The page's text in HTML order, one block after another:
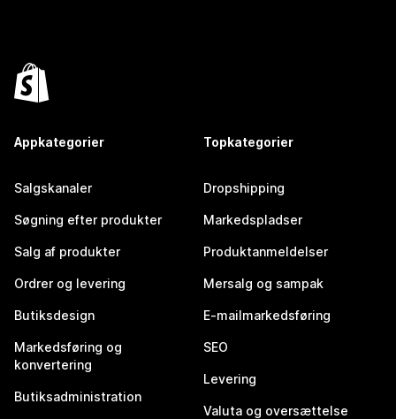
Appkategorier
Salgskanaler
Søgning efter produkter
Salg af produkter
Ordrer og levering
Butiksdesign
Markedsføring og
konvertering
Butiksadministration
Topkategorier
Dropshipping
Markedspladser
Produktanmeldelser
Mersalg og sampak
E-mailmarkedsføring
SEO
Levering
Valuta og oversættelse